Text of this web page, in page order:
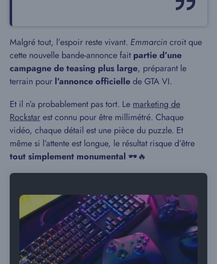
Malgré tout, l’espoir reste vivant. Emmarcincroit que
cette nouvelle bande-annonce faitpartie d’une
campagne de teasing plus large, préparant le
terrain pour l’annonce officiellede GTA VI.
Et il n’a probablement pas tort. Le marketing de
Rockstarest connu pour être millimétré. Chaque
vidéo, chaque détail est une pièce du puzzle. Et
même si l’attente est longue, le résultat risque d’être
tout simplement monumental 🕶️🔥